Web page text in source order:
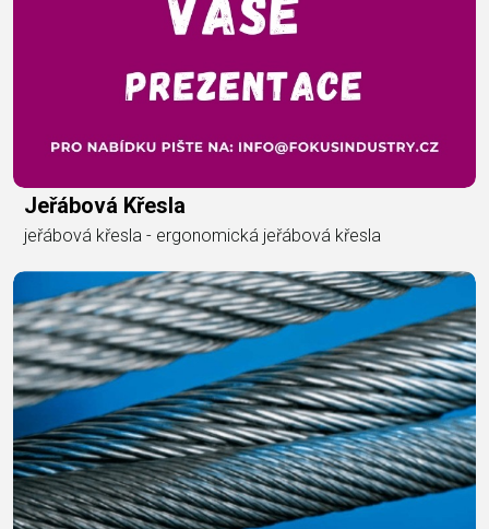
Jeřábová Křesla
jeřábová křesla - ergonomická jeřábová křesla